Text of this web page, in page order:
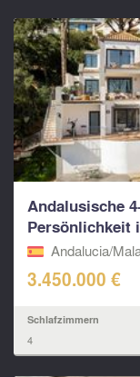
Andalusische
Persönlichkeit
Andalucia/
3.450.000 €
Schlafzimmern
4